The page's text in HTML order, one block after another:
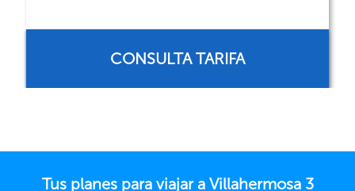
CONSULTA TARIFA
Tus planes para viajar a Villahermosa 3